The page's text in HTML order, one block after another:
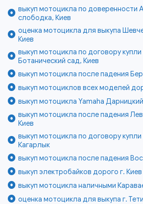
выкуп мотоцикла по доверенности
слободка, Киев
оценка мотоцикла для выкупа
Киев
выкуп мотоцикла по договору
Ботанический сад, Киев
выкуп мотоцикла после падения
выкуп мотоциклов всех моделей
выкуп мотоцикла Yamaha
выкуп мотоцикла после падения
Киев
выкуп мотоцикла по договору
Кагарлык
выкуп мотоцикла после падения
выкуп электробайков дорого г. Киев
выкуп мотоцикла наличными
оценка мотоцикла для выкупа г.